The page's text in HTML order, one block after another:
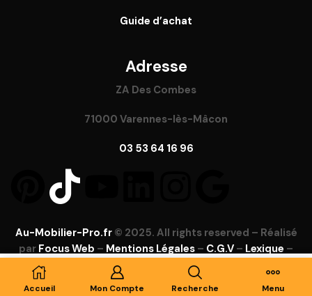
Guide d’achat
Adresse
ZA Des Combes
71000 Varennes-lès-Mâcon
03 53 64 16 96
Au-Mobilier-Pro.fr© 2025. All rights reserved – Réalisé
par Focus Web – Mentions Légales – C.G.V – Lexique –
Ajouter Au Panier
Accueil Mon Compte Recherche Menu